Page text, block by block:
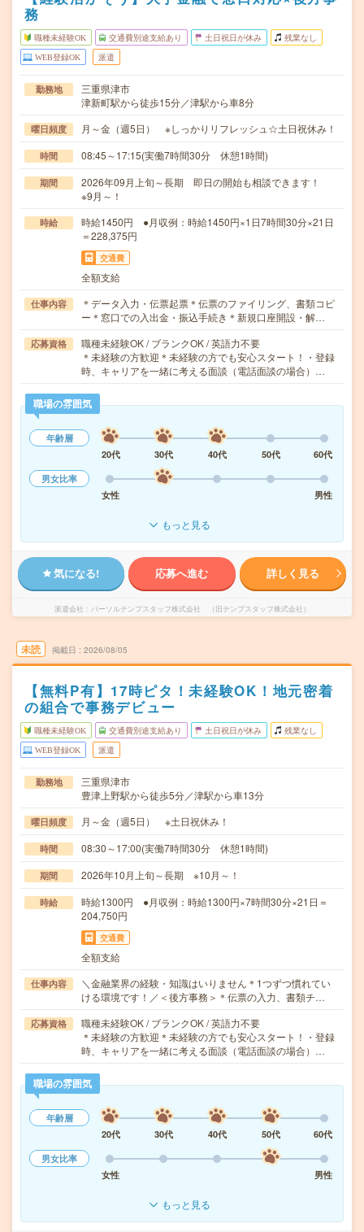
務
職種未経験OK 交通費別途支給あり 土日祝日が休み 残業なし
WEB登録OK 派遣
勤務地
三重県津市
津新町駅から徒歩15分／津駅から車8分
曜日頻度 月～金（週5日） ※しっかりリフレッシュ☆土日祝休み！
時間 08:45～17:15(実働7時間30分 休憩1時間)
期間
2026年09月上旬～長期 即日の開始も相談できます！
※9月～！
時給
時給1450円 ●月収例：時給1450円×1日7時間30分×21日
＝228,375円
交通費
全額支給
仕事内容
＊データ入力・伝票起票＊伝票のファイリング、書類コピ
ー＊窓口での入出金・振込手続き＊新規口座開設・解…
応募資格
職種未経験OK / ブランクOK / 英語力不要
＊未経験の方歓迎＊未経験の方でも安心スタート！・登録
時、キャリアを一緒に考える面談（電話面談の場合）…
職場の雰囲気
年齢層
20代
30代 40代 50代
60代
男女比率
女性
男性
もっと見る
気になる! 応募へ進む 詳しく見る
派遣会社 パーソルテンプスタッフ株式会社 （旧テンプスタッフ株式会社）
未読 掲載日 2026/08/05
【無料P有】17時ピタ！未経験OK！地元密着
の組合で事務デビュー
職種未経験OK 交通費別途支給あり 土日祝日が休み 残業なし
WEB登録OK 派遣
勤務地
三重県津市
豊津上野駅から徒歩5分／津駅から車13分
曜日頻度 月～金（週5日） ※土日祝休み！
時間 08:30～17:00(実働7時間30分 休憩1時間)
期間 2026年10月上旬～長期 ※10月～！
時給
時給1300円 ●月収例：時給1300円×7時間30分×21日＝
204,750円
交通費
全額支給
仕事内容
＼金融業界の経験・知識はいりません＊1つずつ慣れてい
ける環境です！／＜後方事務＞＊伝票の入力、書類チ…
応募資格
職種未経験OK / ブランクOK / 英語力不要
＊未経験の方歓迎＊未経験の方でも安心スタート！・登録
時、キャリアを一緒に考える面談（電話面談の場合）…
職場の雰囲気
年齢層
20代
30代 40代 50代
60代
男女比率
女性
男性
もっと見る